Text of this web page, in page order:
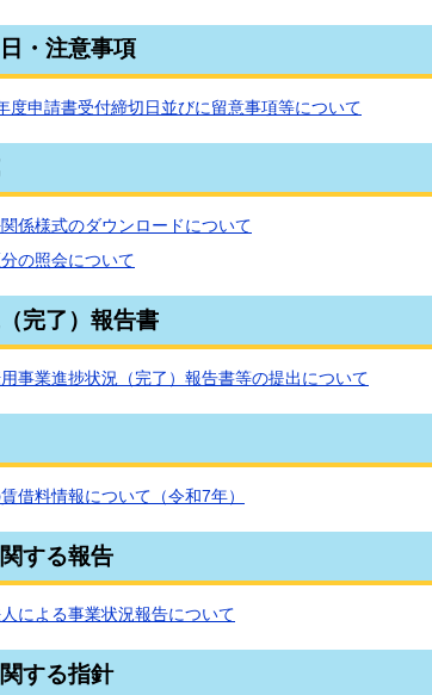
・注意事項
度申請書受付締切日並びに留意事項等について
係様式のダウンロードについて
の照会について
完了）報告書
事業進捗状況（完了）報告書等の提出について
借料情報について（令和7年）
する報告
による事業状況報告について
する指針